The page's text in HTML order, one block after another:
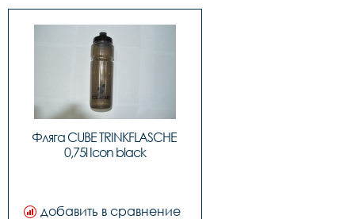
Фляга CUBE TRINKFLASCHE
0,75l Icon black
добавить в сравнение